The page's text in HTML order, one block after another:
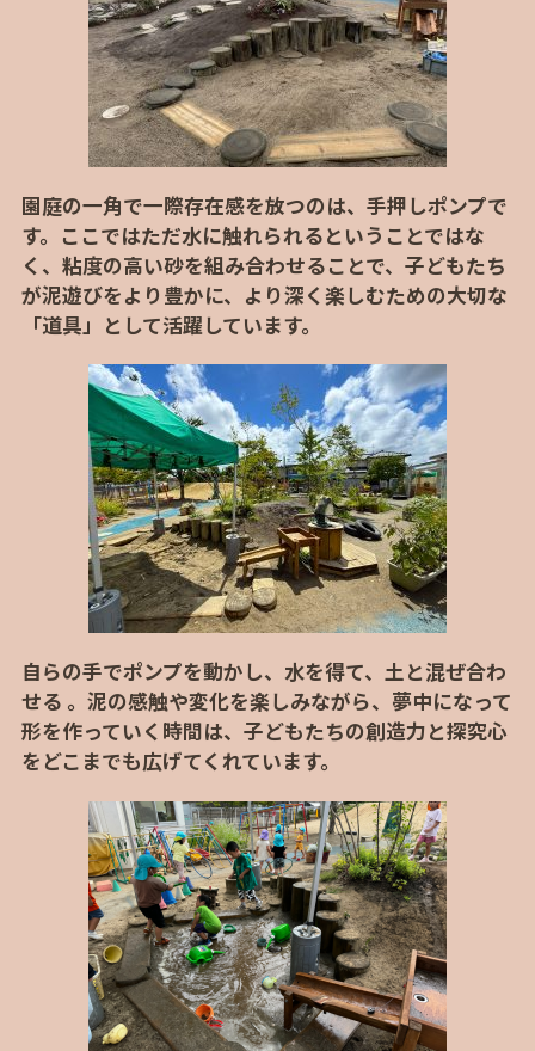
園庭の一角で一際存在感を放つのは、手押しポンプで
す。ここではただ水に触れられるということではな
く、粘度の高い砂を組み合わせることで、子どもたち
が泥遊びをより豊かに、より深く楽しむための大切な
「道具」として活躍しています。
自らの手でポンプを動かし、水を得て、土と混ぜ合わ
せる 。泥の感触や変化を楽しみながら、夢中になって
形を作っていく時間は、子どもたちの創造力と探究心
をどこまでも広げてくれています。